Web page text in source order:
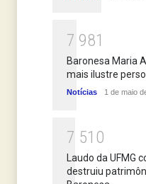
7 981
Baronesa Maria
mais ilustre
Notícias 1 de maio
7 51 0
Laudo da UFMG
destruiu